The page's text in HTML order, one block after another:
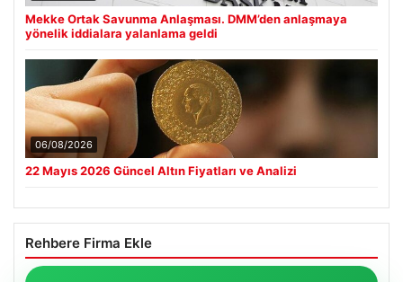
Mekke Ortak Savunma Anlaşması. DMM’den anlaşmaya
yönelik iddialara yalanlama geldi
06/08/2026
22 Mayıs 2026 Güncel Altın Fiyatları ve Analizi
Rehbere Firma Ekle